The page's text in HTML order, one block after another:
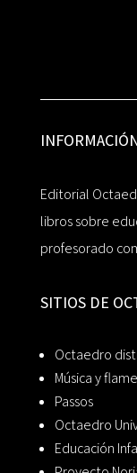
Editorial
libros sobre
profesorado
SITIOS DE
Octaedro
Música y
Passos
Octaedro
Educación